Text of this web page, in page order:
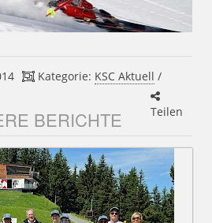
Kategorie: KSC Aktuell /
Teilen
BERICHTE